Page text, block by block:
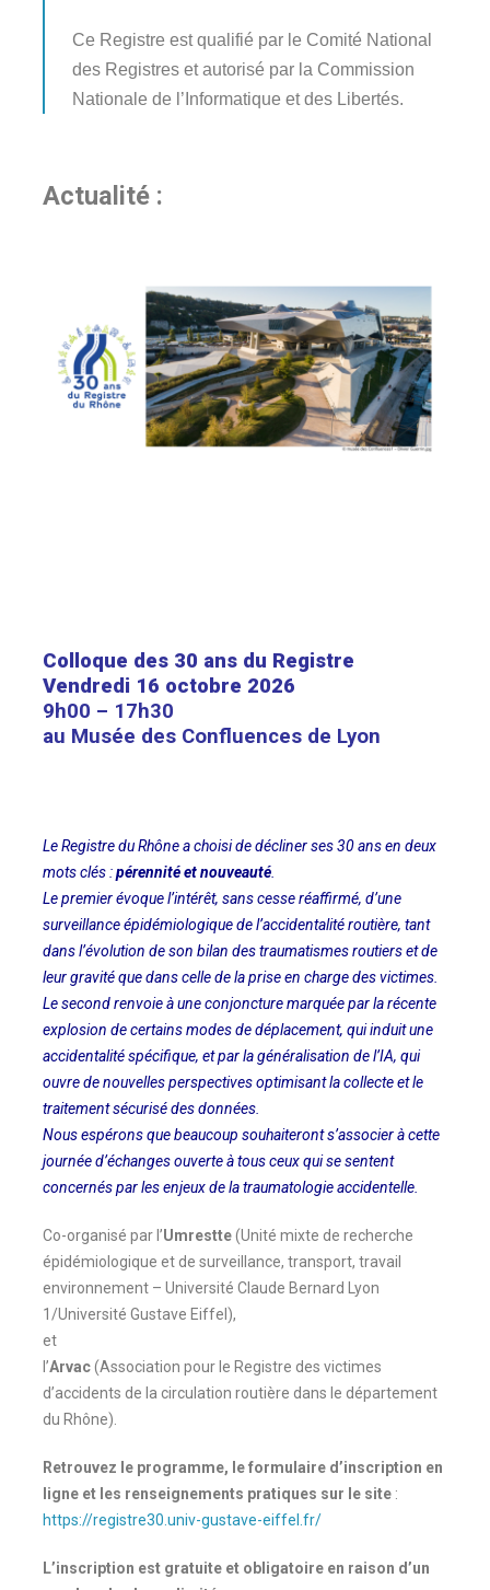
Ce Registre est qualifié par le Comité National
des Registres et autorisé par la Commission
Nationale de l’Informatique et des Libertés.
Actualité :
Colloque des 30 ans du Registre
Vendredi 16 octobre 2026
9h00 – 17h30
au Musée des Confluences de Lyon
Le Registre du Rhône a choisi de décliner ses 30 ans en deux
mots clés :pérennité et nouveauté.
Le premier évoque l’intérêt, sans cesse réaffirmé, d’une
surveillance épidémiologique de l’accidentalité routière, tant
dans l’évolution de son bilan des traumatismes routiers et de
leur gravité que dans celle de la prise en charge des victimes.
Le second renvoie à une conjoncture marquée par la récente
explosion de certains modes de déplacement, qui induit une
accidentalité spécifique, et par la généralisation de l’IA, qui
ouvre de nouvelles perspectives optimisant la collecte et le
traitement sécurisé des données.
Nous espérons que beaucoup souhaiteront s’associer à cette
journée d’échanges ouverte à tous ceux qui se sentent
concernés par les enjeux de la traumatologie accidentelle.
Co-organisé par l’Umrestte(Unité mixte de recherche
épidémiologique et de surveillance, transport, travail
environnement – Université Claude Bernard Lyon
1/Université Gustave Eiffel),
et
l’Arvac(Association pour le Registre des victimes
d’accidents de la circulation routière dans le département
du Rhône).
Retrouvez le programme, le formulaire d’inscription en
ligne et les renseignements pratiques sur le site :
https://registre30.univ-gustave-eiffel.fr/
L’inscription est gratuite et obligatoire en raison d’un